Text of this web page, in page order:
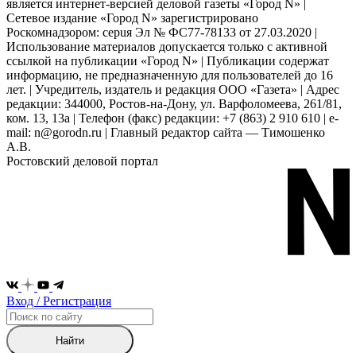
является интернет-версией деловой газеты «Город N» |
Сетевое издание «Город N» зарегистрировано
Роскомнадзором: серuя Эл № ФС77-78133 от 27.03.2020 |
Использование материалов допускается только с активной
ссылкой на публикации «Город N» | Публикации содержат
информацию, не предназначенную для пользователей до 16
лет. | Учредитель, издатель и редакция ООО «Газета» | Адрес
редакции: 344000, Ростов-на-Дону, ул. Варфоломеева, 261/81,
ком. 13, 13а | Телефон (факс) редакции: +7 (863) 2 910 610 | e-
mail: n@gorodn.ru | Главный редактор сайта — Тимошенко
А.В.
Ростовский деловой портал
Вход / Регистрация
Найти